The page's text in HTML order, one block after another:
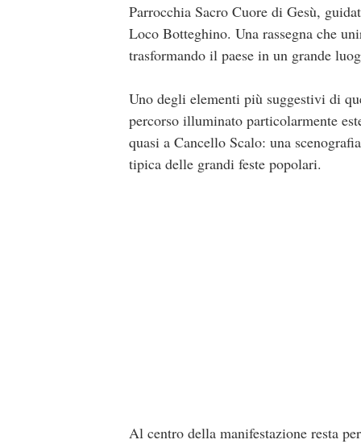
Parrocchia Sacro Cuore di Gesù,
Loco Botteghino. Una rassegna che
trasformando il paese in un grande
Uno degli elementi più suggestivi di
percorso illuminato particolarmente
quasi a Cancello Scalo: una
tipica delle grandi feste popolari.
Al centro della manifestazione resta